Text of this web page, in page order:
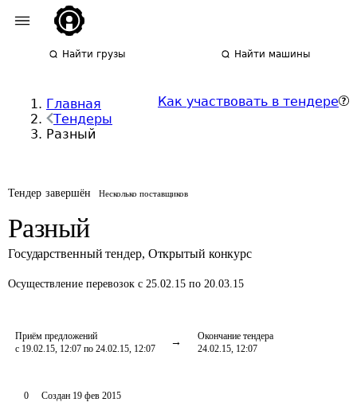
Найти грузы Найти машины
Главная
Тендеры
Разный
Как участвовать в тендере
Тендер завершён Несколько поставщиков
Разный
Государственный тендер, Открытый конкурс
Осуществление перевозок с 25.02.15 по 20.03.15
Приём предложений
с 19.02.15, 12:07 по 24.02.15, 12:07
Окончание тендера
24.02.15, 12:07
0 Создан 19 фев 2015